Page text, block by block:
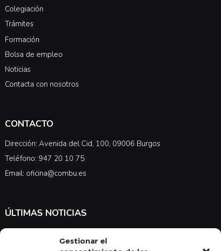
Gestionar el
Colegiación
Trámites
Formación
Bolsa de empleo
Noticias
Contacta con nosotros
CONTACTO
Dirección: Avenida del Cid, 100, 09006 Burgos
Teléfono: 947 20 10 75
Email: oficina@combu.es
ÚLTIMAS NOTICIAS
noticias en cuanto a medicina y el COMBU